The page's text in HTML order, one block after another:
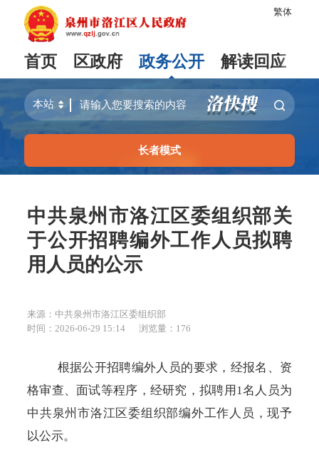
繁体
首页 区政府 政务公开 解读回应
长者模式
中共泉州市洛江区委组织部关
于公开招聘编外工作人员拟聘
用人员的公示
来源：中共泉州市洛江区委组织部
时间：2026-06-29 15:14
浏览量： 176
根据公开招聘编外人员的要求，经报名、资
格审查、面试等程序，经研究，拟聘用 1名人员为
中共泉州市洛江区委组织部编外工作人员，现予
以公示。